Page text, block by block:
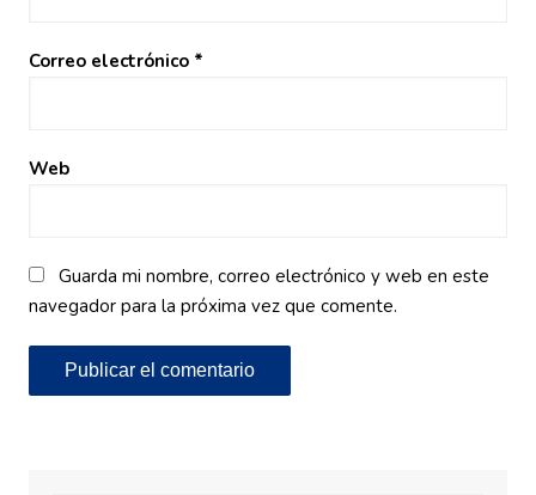
Correo electrónico *
Web
Guarda mi nombre, correo electrónico y web en este
navegador para la próxima vez que comente.